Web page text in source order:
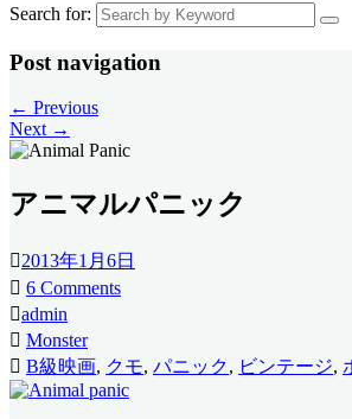
Search for:
Post navigation
← Previous
Next →
アニマルパニック
2013年1月6日
6 Comments
admin
Monster
B級映画, クモ, パニック, ビンテージ,